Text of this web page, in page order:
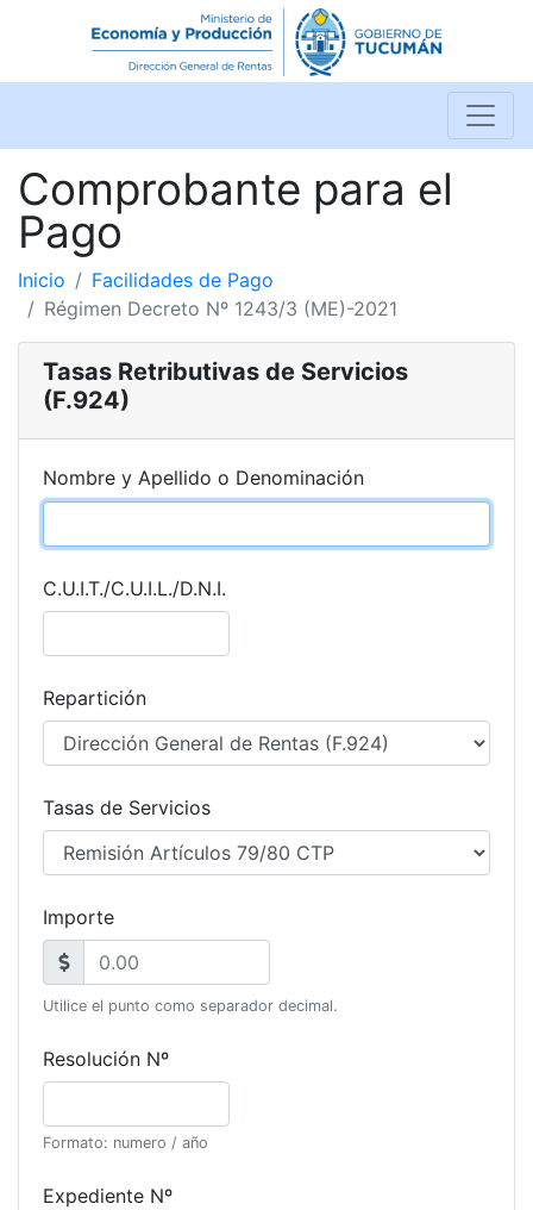
Comprobante para el
Pago
Inicio
Facilidades de Pago
Régimen Decreto Nº 1243/3 (ME)-2021
Tasas Retributivas de Servicios
(F.924)
Nombre y Apellido o Denominación
C.U.I.T./C.U.I.L./D.N.I.
Repartición
Tasas de Servicios
Importe
Utilice el punto como separador decimal.
Resolución Nº
Formato: numero / año
Expediente Nº